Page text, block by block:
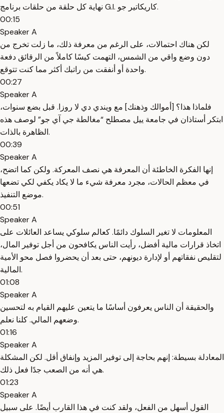
نهاية كل حلقة من حلقات برنامج G.I. كاريكاتير جو.
00:15
Speaker A
لكن هناك احتمالات، على الرغم من معرفة ذلك، ما زلت تخرج من
دون وضع واقي من الشمس، التهمت كيسًا كاملاً من الرقائق دفعة
واحدة أو أنفقت من راتبك أكثر مما كنت تتوقع.
00:27
Speaker A
فلماذا هذا؟ [أموالك وذهنك] مع ويندي دي لا روزا. قبل بضع سنوات،
ابتكر أستاذان في جامعة ييل مصطلح “مغالطة جي آي جو” لوصف هذه
الظاهرة بالذات.
00:39
Speaker A
إنها الفكرة الخاطئة أن المعرفة هي نصف المعركة. ولكن كما اتضح،
في معظم الحالات، مجرد معرفة شيء ما لا يكاد يكفي لكي تضعها
موضع التنفيذ.
00:51
Speaker A
المعلومات لا تغير السلوك دائمًا. كعالم سلوكي يساعد العائلات على
اتخاذ قرارات مالية أفضل، رأيت الناس يكافحون من أجل توفير المال،
لتقليص نفقاتهم أو لإدارة ديونهم، حتى بعد أن يحضروا فصل محو الأمية
المالية.
01:08
Speaker A
والحقيقة أن الناس يعرفون أساسًا ما يتعين عليهم القيام به لتحسين
وضعهم المالي. كلنا نعلم.
01:16
Speaker A
المعادلة بسيطة: إنهم بحاجة إلى توفير المزيد وإنفاق أقل. لكن المشكلة
هي أنه من الصعب جدًا فعل ذلك.
01:23
Speaker A
القول أسهل من الفعل، ولقد كنت في هذا القارب أيضًا. على سبيل